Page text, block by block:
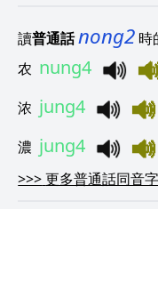
讀普通話nong2 時
农 nung4
浓 jung4
濃 jung4
>>>更多普通話同音字